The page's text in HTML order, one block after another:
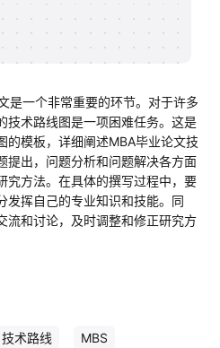
是一个非常重要的环节。对于许多
技术路线图是一项困难任务。这是
的模板，详细阐述MBA毕业论文技
提出，问题分析和问题解决各方面
究方法。在具体的撰写过程中，要
发挥自己的专业知识和技能。同
流和讨论，及时调整和修正研究方
技术路线 MBS